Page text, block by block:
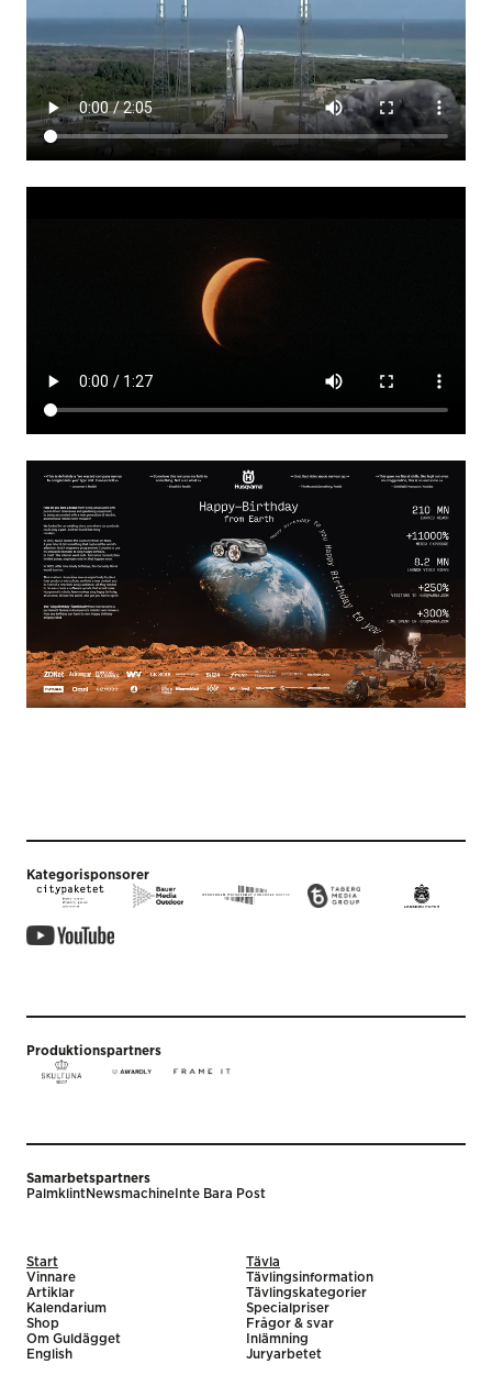
Kategorisponsorer
Produktionspartners
Samarbetspartners
PalmklintNewsmachine Inte Bara Post
Start
Vinnare
Artiklar
Kalendarium
Shop
Om Guldägget
English
Tävla
Tävlingsinformation
Tävlingskategorier
Specialpriser
Frågor & svar
Inlämning
Juryarbetet